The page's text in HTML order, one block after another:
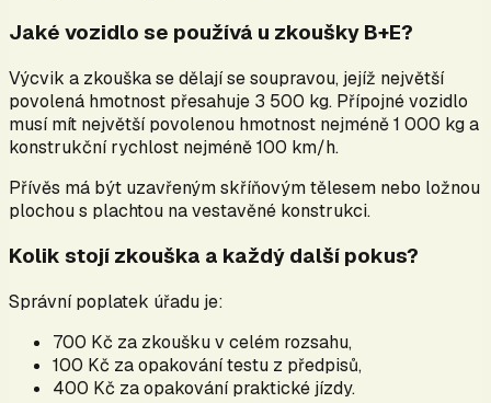
Jaké vozidlo se používá u zkoušky B+E?
Výcvik a zkouška se dělají se soupravou, jejíž největší
povolená hmotnost přesahuje 3 500 kg. Přípojné vozidlo
musí mít největší povolenou hmotnost nejméně 1 000 kg a
konstrukční rychlost nejméně 100 km/h.
Přívěs má být uzavřeným skříňovým tělesem nebo ložnou
plochou s plachtou na vestavěné konstrukci.
Kolik stojí zkouška a každý další pokus?
Správní poplatek úřadu je:
700 Kč za zkoušku v celém rozsahu,
100 Kč za opakování testu z předpisů,
400 Kč za opakování praktické jízdy.